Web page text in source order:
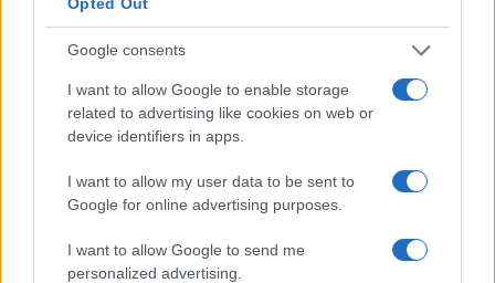
Google consents
I want to allow Google to enable storage
related to advertising like cookies on web or
device identifiers in apps.
I want to allow my user data to be sent to
Google for online advertising purposes.
I want to allow Google to send me
personalized advertising.
negociação de 24 horas da BitMart era de US $ 1,8
bilhão. Este montante colocou BitMart no lugar nº. 24 na
Coinmarketcap é a lista de bolsas com os maiores volumes
de negociação 24 horas. Desnecessário dizer que, se você
começar a negociar aqui, não terá que se preocupar com o
fato de a carteira de pedidos ser escassa. Muitas bolsas
não permitem investidores dos EUA como clientes. Até
onde sabemos, o BitMart não é uma dessas trocas. Todos
os investidores americanos interessados ​​em negociar aqui